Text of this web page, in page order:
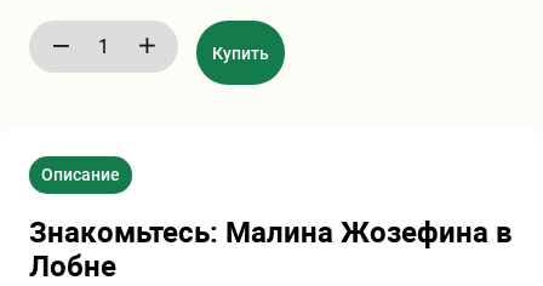
Зелень и пряные травы
Купить
Описание
Знакомьтесь: Малина Жозефина в
Лобне